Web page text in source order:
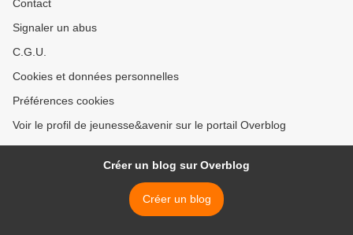
Contact
Signaler un abus
C.G.U.
Cookies et données personnelles
Préférences cookies
Voir le profil de jeunesse&avenir sur le portail Overblog
Créer un blog sur Overblog
Créer un blog